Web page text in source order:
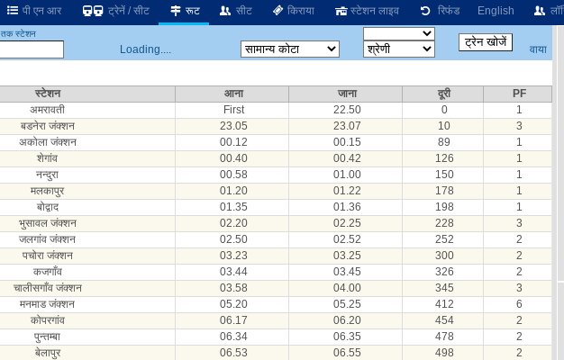
पी एन आर ट्रेनें / सीट रूट सीट किराया स्टेशन लाइव रिफंड English
तक स्टेशन
Loading.... वाया
स्टेशन आना जाना दूरी
PF
अमरावती First 22.50 0
1
बडनेरा जंक्शन 23.05 23.07 10
3
अकोला जंक्शन 00.12 00.15 89
1
शेगांव 00.40 00.42 126
1
नन्दुरा 00.58 01.00 150
1
मलकापुर 01.20 01.22 178
1
बोद्वाद 01.35 01.36 198
1
भुसावल जंक्शन 02.20 02.25 228
3
जलगांव जंक्शन 02.50 02.52 252
2
पचोरा जंक्शन 03.23 03.25 300
2
कजगाँव 03.44 03.45 326
2
चालीसगाँव जंक्शन 03.58 04.00 345
3
मनमाड जंक्शन 05.20 05.25 412
6
कोपरगांव 06.17 06.20 454
2
पुन्तम्बा 06.34 06.35 478
2
बेलापुर 06.53 06.55 498
2